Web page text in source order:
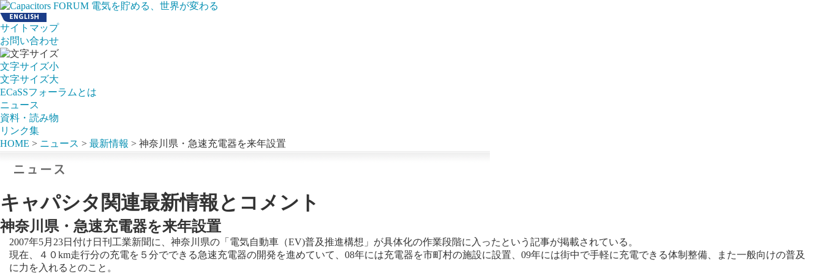
サイトマップ
お問い合わせ
文字サイズ小
文字サイズ大
ECaSSフォーラムとは
ニュース
資料・読み物
リンク集
HOME > ニュース > 最新情報 > 神奈川県・急速充電器を来年設置
キャパシタ関連最新情報とコメント
神奈川県・急速充電器を来年設置
2007年5月23日付け日刊工業新聞に、神奈川県の「電気自動車（EV)普及推進構想」が具体化の作業段階に入ったという記事が掲載されている。
現在、４０km走行分の充電を５分でできる急速充電器の開発を進めていて、08年には充電器を市町村の施設に設置、09年には街中で手軽に充電できる体制整備、また一般向けの普及
に力を入れるとのこと。